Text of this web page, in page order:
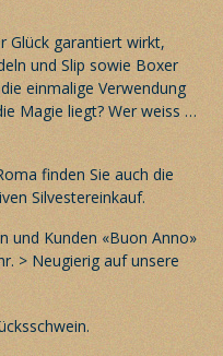
Glück garantiert wirkt,
und Slip sowie Boxer
einmalige Verwendung
Magie liegt? Wer weiss …
finden Sie auch die
Silvestereinkauf.
und Kunden «Buon Anno»
> Neugierig auf unsere